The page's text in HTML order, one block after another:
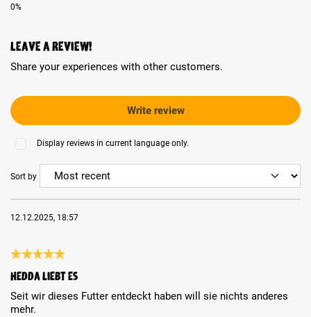
0%
Leave a review!
Share your experiences with other customers.
Write review
Display reviews in current language only.
Sort by
12.12.2025, 18:57
Hedda liebt es
Seit wir dieses Futter entdeckt haben will sie nichts anderes
mehr.